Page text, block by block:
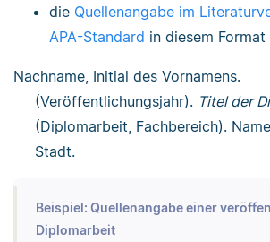
die Quellenangabe im
APA-Standard in diesem Format
Nachname, Initial des Vornamens.
(Veröffentlichungsjahr). Titel der
(Diplomarbeit, Fachbereich).
Stadt.
Beispiel: Quellenangabe einer
Diplomarbeit